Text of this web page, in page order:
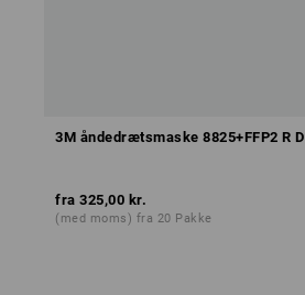
3M åndedrætsmaske 8825+FFP2 R D
fra 325,00 kr.
(med moms) fra 20 Pakke